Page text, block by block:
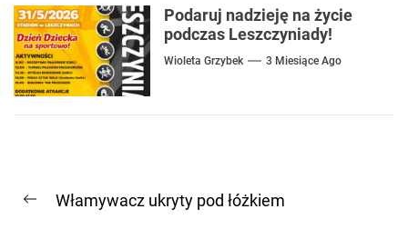
Podaruj nadzieję na życie
podczas Leszczyniady!
Wioleta Grzybek 3 Miesiące Ago
wpisu
Previous
Włamywacz ukryty pod łóżkiem